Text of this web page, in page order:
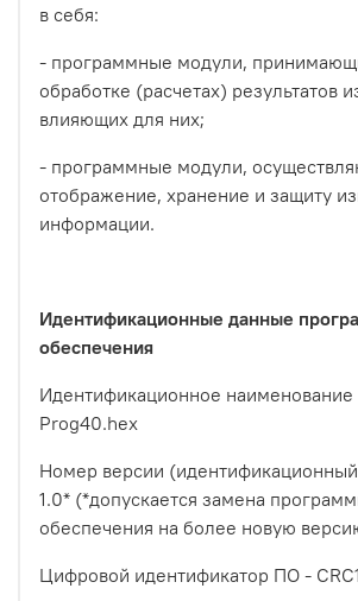
в себя:
- программные модули,
обработке (расчетах) результатов
влияющих для них;
- программные модули,
отображение, хранение и защиту
информации.
Идентификационные данные
обеспечения
Идентификационное
Prog40.hex
Номер версии
1.0* (*допускается замена
обеспечения на более новую
Цифровой идентификатор ПО -